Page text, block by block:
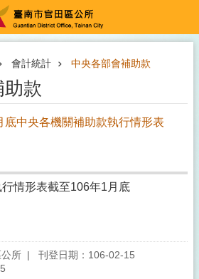
會計統計 中央各部會補助款
款
底中央各機關補助款執行情形表
情形表截至106年1月底
所
刊登日期：106-02-15